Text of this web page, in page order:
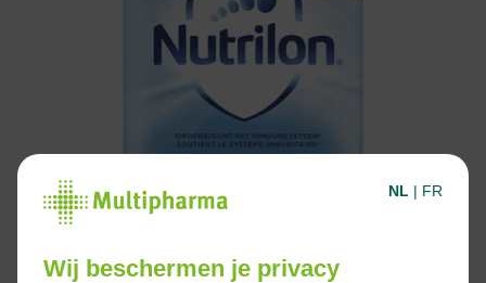
NL | FR
Wij beschermen je privacy